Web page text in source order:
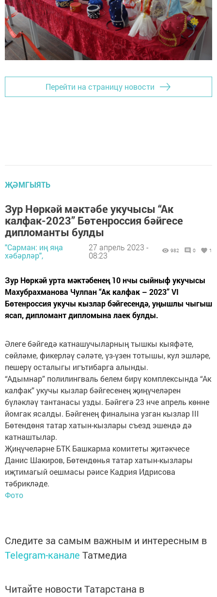
Перейти на страницу новости
ҖӘМГЫЯТЬ
Зур Нөркәй мәктәбе укучысы “Ак
калфак-2023” Бөтенроссия бәйгесе
дипломанты булды
"Сарман: иң яңа
хәбәрләр",
27 апрель 2023 -
08:23
982 0 1
Зур Нөркәй урта мәктәбенең 10 нчы сыйныф укучысы
Махубрахманова Чулпан “Ак калфак – 2023” VI
Бөтенроссия укучы кызлар бәйгесендә, уңышлы чыгыш
ясап, дипломант дипломына лаек булды.
Әлеге бәйгедә катнашучыларның тышкы кыяфәте,
сөйләме, фикерләү сәләте, үз-үзен тотышы, кул эшләре,
пешерү осталыгы игътибарга алынды.
“Адымнар” полилингваль белем бирү комплексында “Ак
калфак” укучы кызлар бәйгесенең җиңүчеләрен
бүләкләү тантанасы узды. Бәйгегә 23 нче апрель көнне
йомгак ясалды. Бәйгенең финалына узган кызлар III
Бөтендөня татар хатын-кызлары съезд эшендә дә
катнаштылар.
Җиңүчеләрне БТК Башкарма комитеты җитәкчесе
Данис Шакиров, Бөтендөнья татар хатын-кызлары
иҗтимагый оешмасы рәисе Кадрия Идрисова
тәбрикләде.
Фото
Следите за самым важным и интересным в
Telegram-канале Татмедиа
Читайте новости Татарстана в